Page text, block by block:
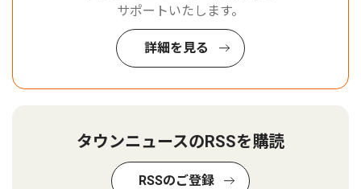
サポートいたします。
詳細を見る
タウンニュースのRSSを購読
RSSのご登録